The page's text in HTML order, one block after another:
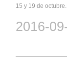
15 y 19 de
2016-